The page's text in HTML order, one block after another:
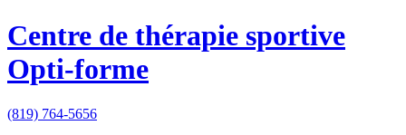
Centre de thérapie sportive
Opti-forme
(819) 764-5656